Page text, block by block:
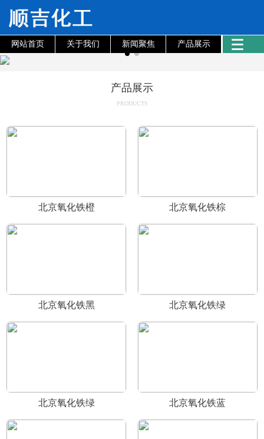
网站首页 关于我们 新闻聚焦 产品展示
产品展示
PRODUCTS
北京氧化铁橙 北京氧化铁棕
北京氧化铁黑 北京氧化铁绿
北京氧化铁绿 北京氧化铁蓝